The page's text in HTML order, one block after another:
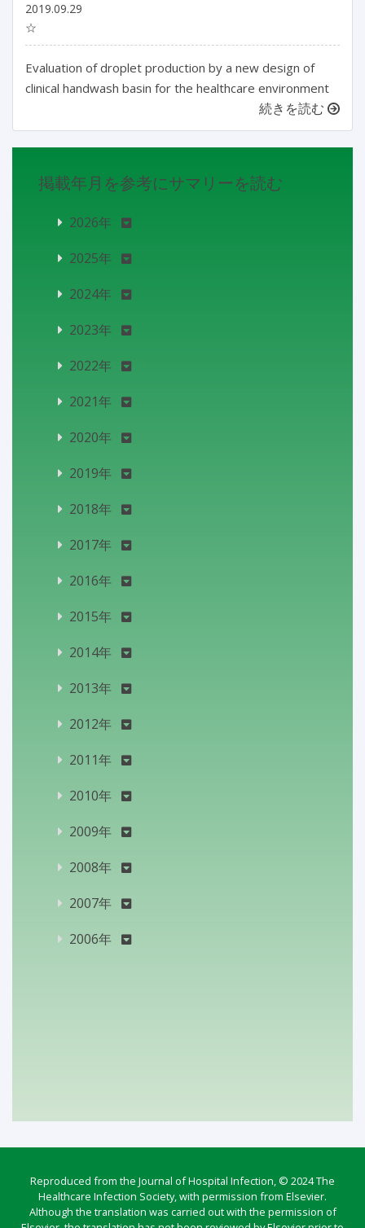
2019.09.29
☆
Evaluation of droplet production by a new design of
clinical handwash basin for the healthcare environment
続きを読む
掲載年月を参考にサマリーを読む
2026年
2025年
2024年
2023年
2022年
2021年
2020年
2019年
2018年
2017年
2016年
2015年
2014年
2013年
2012年
2011年
2010年
2009年
2008年
2007年
2006年
Reproduced from the Journal of Hospital Infection, © 2024 The
Healthcare Infection Society, with permission from Elsevier.
Although the translation was carried out with the permission of